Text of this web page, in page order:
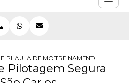
PILOTAGEM PARA EMPRESAS
AULA DE MOTO PARATREINAMENTO DE
Pilotagem Segura